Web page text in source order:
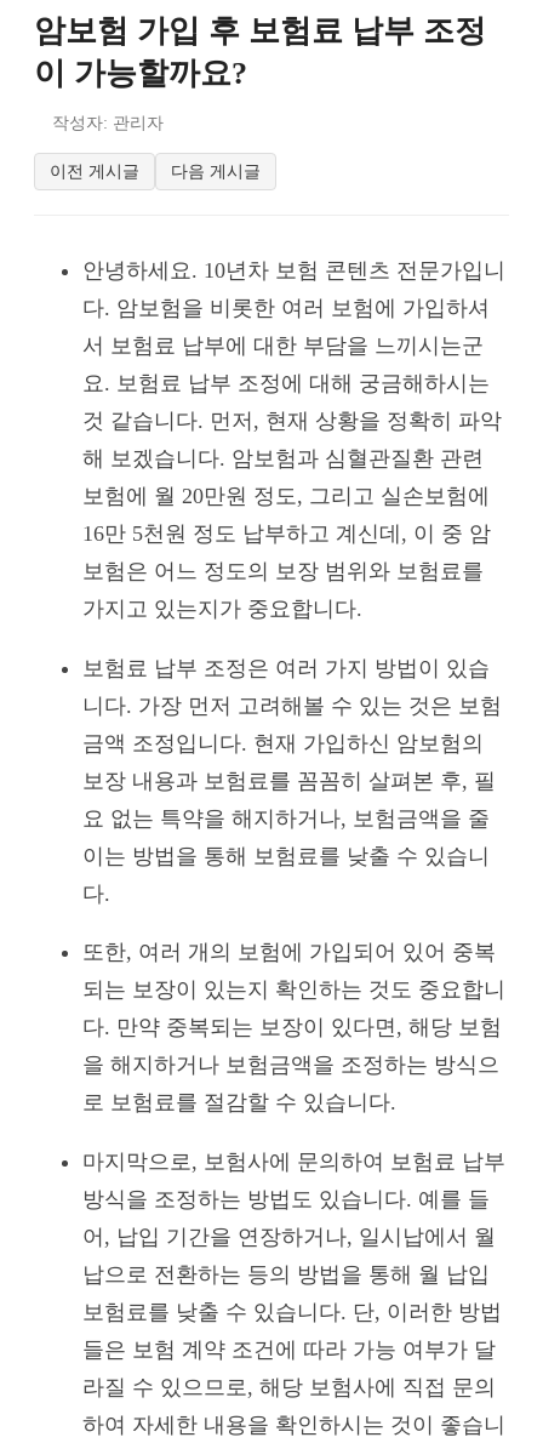
암보험 가입 후 보험료 납부 조정
이 가능할까요?
작성자: 관리자
이전 게시글 다음 게시글
안녕하세요. 10년차 보험 콘텐츠 전문가입니
다. 암보험을 비롯한 여러 보험에 가입하셔
서 보험료 납부에 대한 부담을 느끼시는군
요. 보험료 납부 조정에 대해 궁금해하시는
것 같습니다. 먼저, 현재 상황을 정확히 파악
해 보겠습니다. 암보험과 심혈관질환 관련
보험에 월 20만원 정도, 그리고 실손보험에
16만 5천원 정도 납부하고 계신데, 이 중 암
보험은 어느 정도의 보장 범위와 보험료를
가지고 있는지가 중요합니다.
보험료 납부 조정은 여러 가지 방법이 있습
니다. 가장 먼저 고려해볼 수 있는 것은 보험
금액 조정입니다. 현재 가입하신 암보험의
보장 내용과 보험료를 꼼꼼히 살펴본 후, 필
요 없는 특약을 해지하거나, 보험금액을 줄
이는 방법을 통해 보험료를 낮출 수 있습니
다.
또한, 여러 개의 보험에 가입되어 있어 중복
되는 보장이 있는지 확인하는 것도 중요합니
다. 만약 중복되는 보장이 있다면, 해당 보험
을 해지하거나 보험금액을 조정하는 방식으
로 보험료를 절감할 수 있습니다.
마지막으로, 보험사에 문의하여 보험료 납부
방식을 조정하는 방법도 있습니다. 예를 들
어, 납입 기간을 연장하거나, 일시납에서 월
납으로 전환하는 등의 방법을 통해 월 납입
보험료를 낮출 수 있습니다. 단, 이러한 방법
들은 보험 계약 조건에 따라 가능 여부가 달
라질 수 있으므로, 해당 보험사에 직접 문의
하여 자세한 내용을 확인하시는 것이 좋습니